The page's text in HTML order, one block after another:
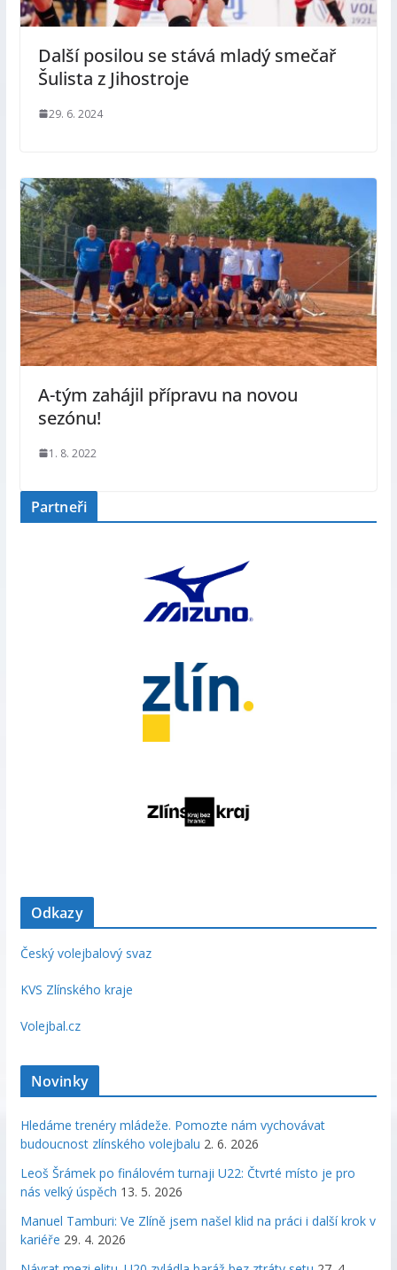
Další posilou se stává mladý smečař
Šulista z Jihostroje
29. 6. 2024
A-tým zahájil přípravu na novou
sezónu!
1. 8. 2022
Partneři
Odkazy
Český volejbalový svaz
KVS Zlínského kraje
Volejbal.cz
Novinky
Hledáme trenéry mládeže. Pomozte nám vychovávat
budoucnost zlínského volejbalu 2. 6. 2026
Leoš Šrámek po finálovém turnaji U22: Čtvrté místo je pro
nás velký úspěch 13. 5. 2026
Manuel Tamburi: Ve Zlíně jsem našel klid na práci i další krok v
kariéře 29. 4. 2026